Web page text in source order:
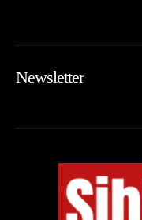
Newsletter